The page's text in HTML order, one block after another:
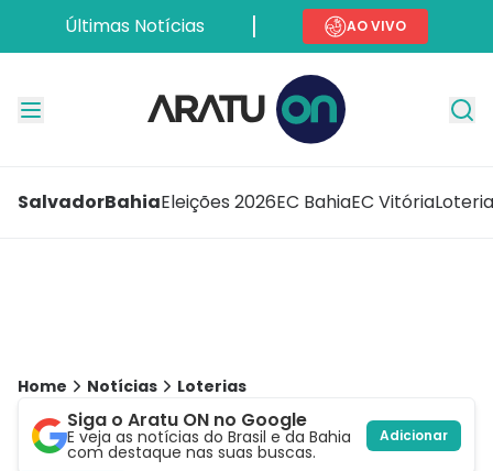
Últimas Notícias AO VIVO
SalvadorBahiaEleições 2026EC BahiaEC Vitória
Home Notícias Loterias
Siga o Aratu ON no Google
E veja as notícias do Brasil e da Bahia
com destaque nas suas buscas.
Adicionar